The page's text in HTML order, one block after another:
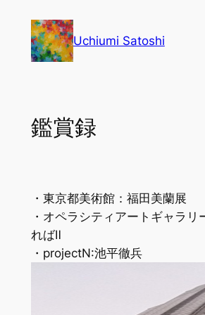
Uchiumi Satoshi
鑑賞録
・東京都美術館：福田美蘭展
・オペラシティアートギャラリ
ればⅡ
・projectN:池平徹兵